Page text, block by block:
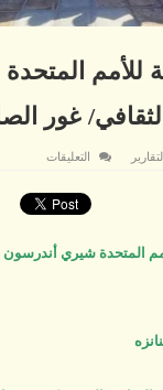
للأمم
غور
التعليقات
للأمم
المتحدة
مركز
المتحدة شيري أندرسون